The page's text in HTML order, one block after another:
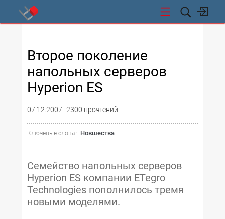
Второе поколение
напольных серверов
Hyperion ES
07.12.2007 2300 прочтений
Ключевые слова : Новшества
Cемейство напольных серверов
Hyperion ES компании ETegro
Technologies пополнилось тремя
новыми моделями.